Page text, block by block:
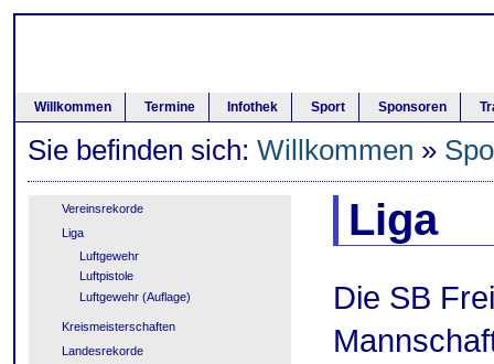
Willkommen Termine Infothek Sport Sponsoren
Sie befinden sich: Willkommen »
Vereinsrekorde
Liga
Luftgewehr
Luftpistole
Luftgewehr (Auflage)
Kreismeisterschaften
Landesrekorde
Liga
Die SB